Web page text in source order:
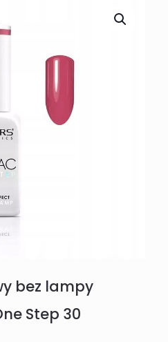
bez lampy
Step 30